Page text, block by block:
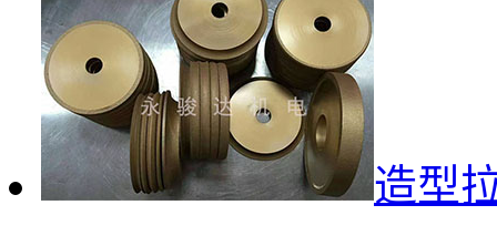
造型